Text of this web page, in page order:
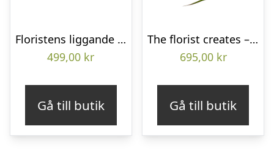
Floristens liggande bukett
499,00 kr
Gå till butik
The florist creates – Funeral bouquet
695,00 kr
Gå till butik